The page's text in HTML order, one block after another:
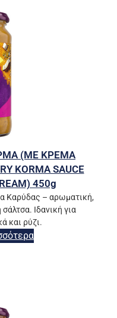
(ΜΕ ΚΡΕΜΑ
KORMA SAUCE
450g
Καρύδας – αρωματική,
Ιδανική για
και ρύζι.